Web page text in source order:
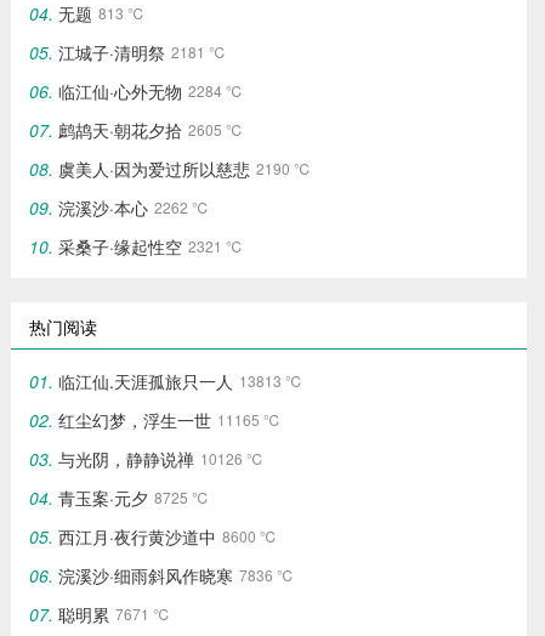
无题 813 ℃
江城子·清明祭 2181 ℃
临江仙·心外无物‌ 2284 ℃
鹧鸪天·朝花夕拾 2605 ℃
虞美人·因为爱过所以慈悲 2190 ℃
浣溪沙·本心 2262 ℃
采桑子·缘起性空 2321 ℃
热门阅读
临江仙.天涯孤旅只一人 13813 ℃
红尘幻梦，浮生一世 11165 ℃
与光阴，静静说禅 10126 ℃
青玉案·元夕 8725 ℃
西江月·夜行黄沙道中 8600 ℃
浣溪沙·细雨斜风作晓寒 7836 ℃
聪明累 7671 ℃